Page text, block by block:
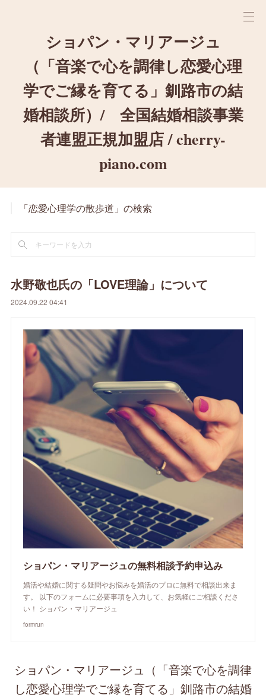
ショパン・マリアージュ
（「音楽で心を調律し恋愛心理
学でご縁を育てる」釧路市の結
婚相談所）/ 全国結婚相談事業
者連盟正規加盟店 / cherry-
piano.com
「恋愛心理学の散歩道」の検索
水野敬也氏の「LOVE理論」について
2024.09.22 04:41
ショパン・マリアージュの無料相談予約申込み
婚活や結婚に関する疑問やお悩みを婚活のプロに無料で相談出来ま
す。 以下のフォームに必要事項を入力して、お気軽にご相談くださ
い！ ショパン・マリアージュ
formrun
ショパン・マリアージュ（「音楽で心を調律
し恋愛心理学でご縁を育てる」釧路市の結婚